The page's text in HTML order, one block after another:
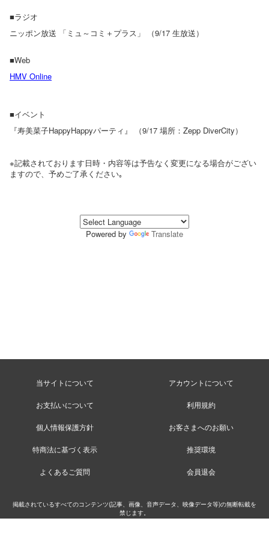
■ラジオ
ニッポン放送 「ミュ～コミ＋プラス」 （9/17 生放送）
■Web
HMV Online
■イベント
『寿美菜子HappyHappyパーティ』
（9/17 場所：Zepp DiverCity）
※記載されております日時・内容等は予告なく変更になる場合がござい
ますので、予めご了承ください｡
Powered by Translate
当サイトについて アカウントについて
お支払いについて 利用規約
個人情報保護方針 お客さまへのお願い
特商法に基づく表示 推奨環境
よくあるご質問 会員退会
掲載されているすべてのコンテンツ(記事、画像、音声データ、映像データ等)の無断転載を
禁じます。